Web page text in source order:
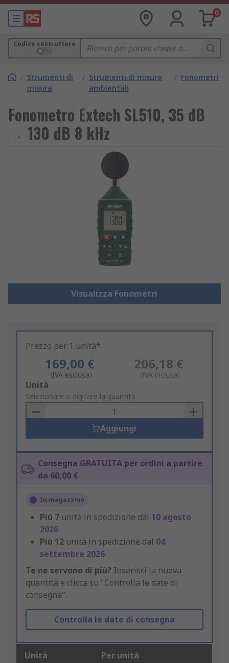
0
Codice costruttore
/ Strumenti di
misura
/ Strumenti di misura
ambientali
/ Fonometri
Fonometro Extech SL510, 35 dB
→ 130 dB 8 kHz
Visualizza Fonometri
Prezzo per 1 unità*
169,00 €
(IVA esclusa)
206,18 €
(IVA inclusa)
Add
to
Basket
Unità
Selezionare o digitare la quantità
Aggiungi
Consegna GRATUITA per ordini a partire
da 60,00 €
In magazzino
Più 7 unità in spedizione dal 10 agosto
2026
Più 12 unità in spedizione dal 04
settembre 2026
Te ne servono di più? Inserisci la nuova
quantità e clicca su "Controlla le date di
consegna".
Controlla le date di consegna
Unità Per unità